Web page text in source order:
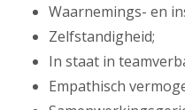
Waarnemings- en
Zelfstandigheid;
In staat in
Empathisch